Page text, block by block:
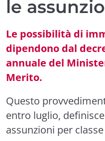
le
Le possibilità di
dipendono dal
annuale del
Merito.
Questo
entro luglio,
assunzioni per